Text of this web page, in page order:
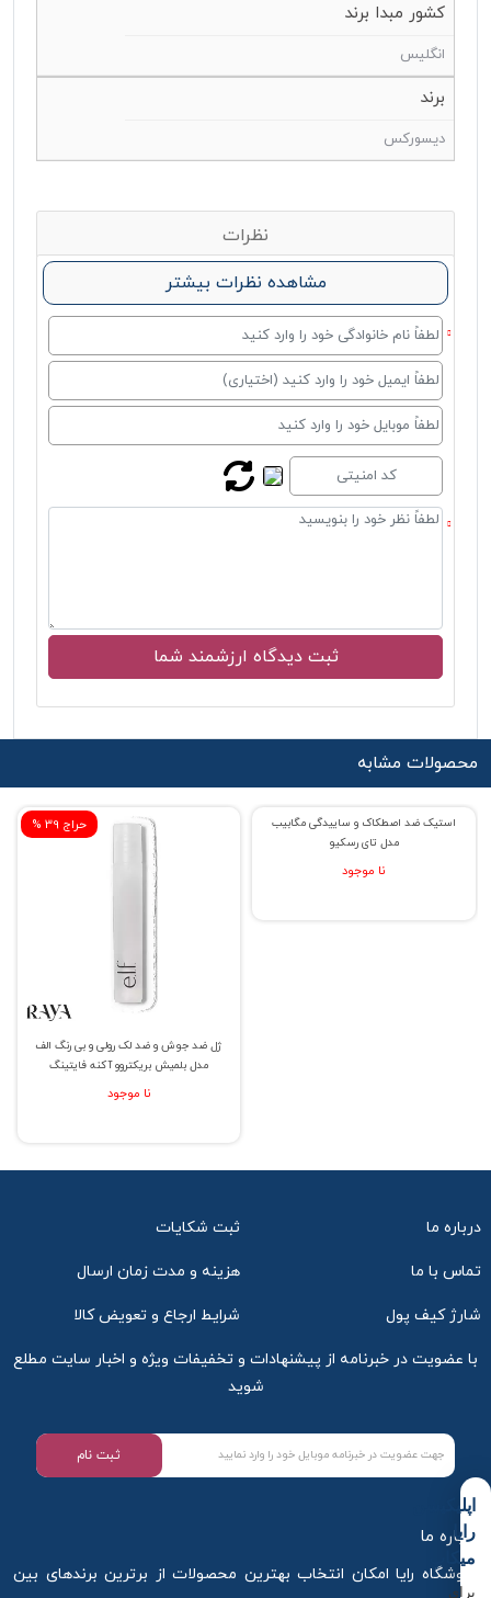
کشور مبدا برند
انگلیس
برند
دیسورکس
نظرات
مشاهده نظرات بیشتر
محصولات مشابه
% حراج 39
ژل ضد جوش و ضد لک رولی و بی رنگ الف
مدل بلمیش بریکتروو آکنه فایتینگ
نا موجود
% حراج 29
درباره ما ثبت شکایات
تماس با ما هزینه و مدت زمان ارسال
شارژ کیف پول شرایط ارجاع و تعویض کالا
با عضویت در خبرنامه از پیشنهادات و تخفیفات ویژه و اخبار سایت مطلع
شوید
ثبت نام
درباره ما
فروشگاه رایا امکان انتخاب بهترین محصولات از برترین برندهای بین
اپلیکیشن
رایا
میکاپ
برای